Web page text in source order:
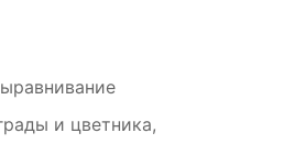
и цветника,